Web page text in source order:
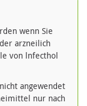
wenn Sie
arzneilich
von lnfecthol
angewendet
nur nach